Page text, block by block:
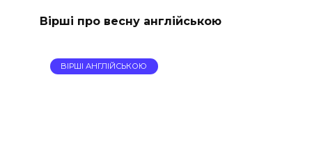
Вірші про весну англійською
ВІРШІ АНГЛІЙСЬКОЮ